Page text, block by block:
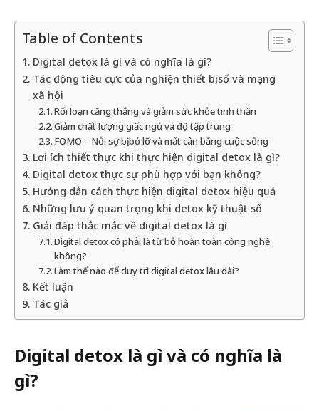
Table of Contents
Digital detox là gì và có nghĩa là gì?
Tác động tiêu cực của nghiện thiết bị số và mạng
xã hội
Rối loạn căng thẳng và giảm sức khỏe tinh thần
Giảm chất lượng giấc ngủ và độ tập trung
FOMO – Nỗi sợ bị bỏ lỡ và mất cân bằng cuộc sống
Lợi ích thiết thực khi thực hiện digital detox là gì?
Digital detox thực sự phù hợp với bạn không?
Hướng dẫn cách thực hiện digital detox hiệu quả
Những lưu ý quan trọng khi detox kỹ thuật số
Giải đáp thắc mắc về digital detox là gì
Digital detox có phải là từ bỏ hoàn toàn công nghệ
không?
Làm thế nào để duy trì digital detox lâu dài?
Kết luận
Tác giả
Digital detox là gì và có nghĩa là
gì?